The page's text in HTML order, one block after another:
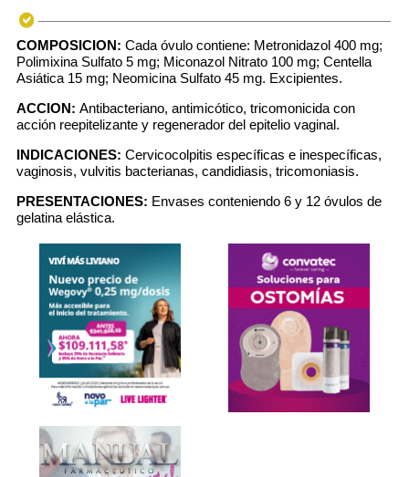
COMPOSICION: Cada óvulo contiene: Metronidazol 400 mg;
Polimixina Sulfato 5 mg; Miconazol Nitrato 100 mg; Centella
Asiática 15 mg; Neomicina Sulfato 45 mg. Excipientes.
ACCION: Antibacteriano, antimicótico, tricomonicida con
acción reepitelizante y regenerador del epitelio vaginal.
INDICACIONES: Cervicocolpitis específicas e inespecíficas,
vaginosis, vulvitis bacterianas, candidiasis, tricomoniasis.
PRESENTACIONES: Envases conteniendo 6 y 12 óvulos de
gelatina elástica.